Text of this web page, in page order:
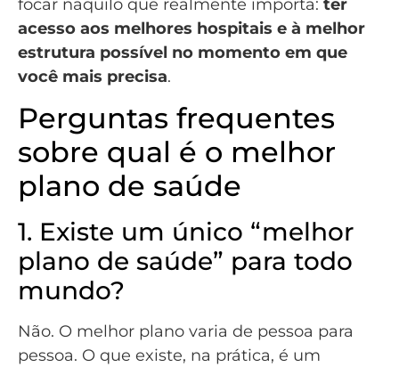
focar naquilo que realmente importa: ter
acesso aos melhores hospitais e à melhor
estrutura possível no momento em que
você mais precisa.
Perguntas frequentes
sobre qual é o melhor
plano de saúde
1. Existe um único “melhor
plano de saúde” para todo
mundo?
Não. O melhor plano varia de pessoa para
pessoa. O que existe, na prática, é um